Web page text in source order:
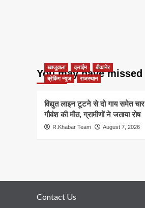
You may have missed
खाजूवाला क्राईम
बीकानेर
ब्रेकिंग न्यूज
राजस्थान
विद्युत लाइन टूटने से दो गाय समेत चार
गौवंश की मौत, ग्रामीणों ने जताया रोष
R.Khabar Team August 7, 2026
Contact Us